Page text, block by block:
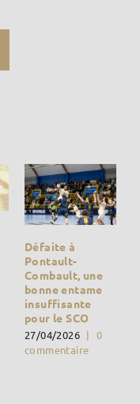
Défaite à
Pontault-
Combault, une
bonne entame
insuffisante
pour le SCO
27/04/2026 |
0
commentaire